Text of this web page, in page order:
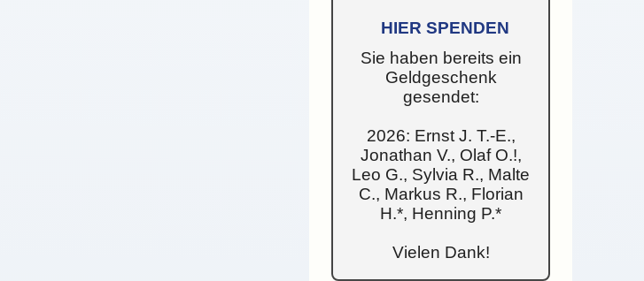
HIER SPENDEN
Sie haben bereits ein
Geldgeschenk
gesendet:
2026: Ernst J. T.-E.,
Jonathan V., Olaf O.!,
Leo G., Sylvia R., Malte
C., Markus R., Florian
H.*, Henning P.*
Vielen Dank!